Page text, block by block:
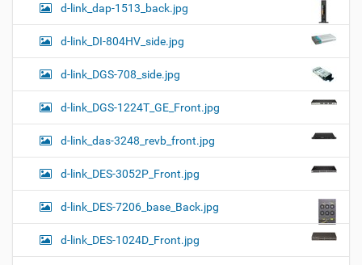
d-link_dap-1513_back.jpg
d-link_DI-804HV_side.jpg
d-link_DGS-708_side.jpg
d-link_DGS-1224T_GE_Front.jpg
d-link_das-3248_revb_front.jpg
d-link_DES-3052P_Front.jpg
d-link_DES-7206_base_Back.jpg
d-link_DES-1024D_Front.jpg